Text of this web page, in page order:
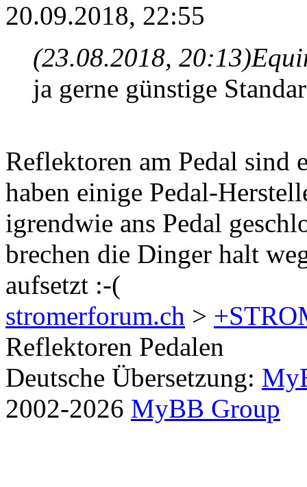
20.09.2018, 22:55
(23.08.2018, 20:13)
ja gerne günstige
Reflektoren am Pedal sind
haben einige Pedal-
igrendwie ans Pedal
brechen die Dinger halt
aufsetzt :-(
stromerforum.ch >
Reflektoren Pedalen
Deutsche Übersetzung:
2002-2026 MyBB Group